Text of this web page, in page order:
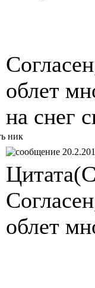
облет
на снег
облет